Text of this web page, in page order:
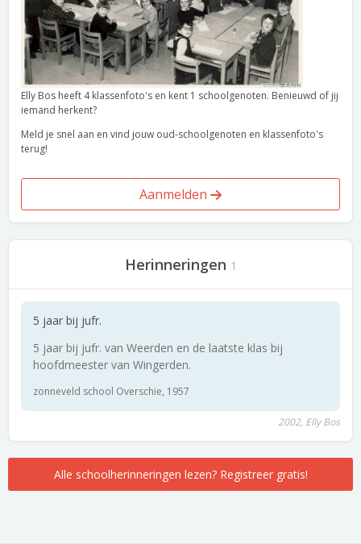
Elly Bos heeft 4 klassenfoto's en kent 1 schoolgenoten. Benieuwd of jij
iemand herkent?
Meld je snel aan en vind jouw oud-schoolgenoten en klassenfoto's
terug!
Aanmelden
Herinneringen 1
5 jaar bij jufr.
5 jaar bij jufr. van Weerden en de laatste klas bij
hoofdmeester van Wingerden.
zonneveld school Overschie, 1957
2002, Elly Bos
Alle schoolherinneringen lezen? Registreer gratis!